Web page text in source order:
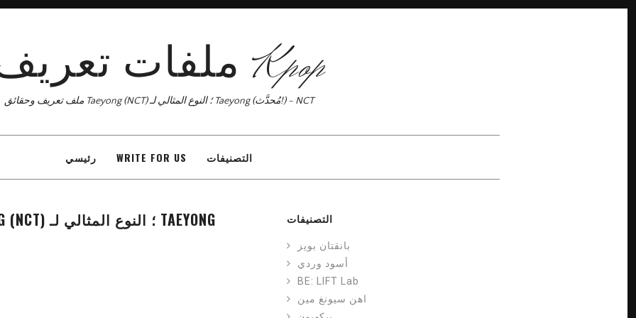
ملفات تعريف Kpop
ملف تعريف وحقائق Taeyong (NCT) ؛ النوع المثالي لـ Taeyong (مُحدَّث!) - NCT
رئيسي WRITE FOR US التصنيفات
ملف تعريف وحقائق TAEYONG (NCT) ؛ النوع المثالي لـ TAEYONG التصنيفات
بانقتان بويز
أسود وردي
BE: LIFT Lab
اهن سيونغ مين